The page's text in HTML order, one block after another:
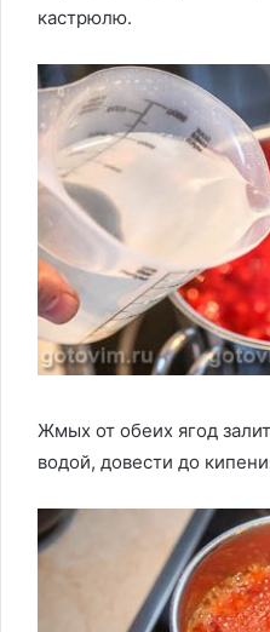
кастрюлю.
Жмых от обеих ягод
водой, довести до